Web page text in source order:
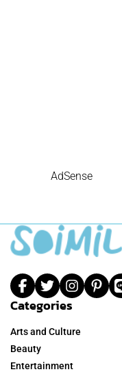
AdSense
Categories
Arts and Culture
Beauty
Entertainment